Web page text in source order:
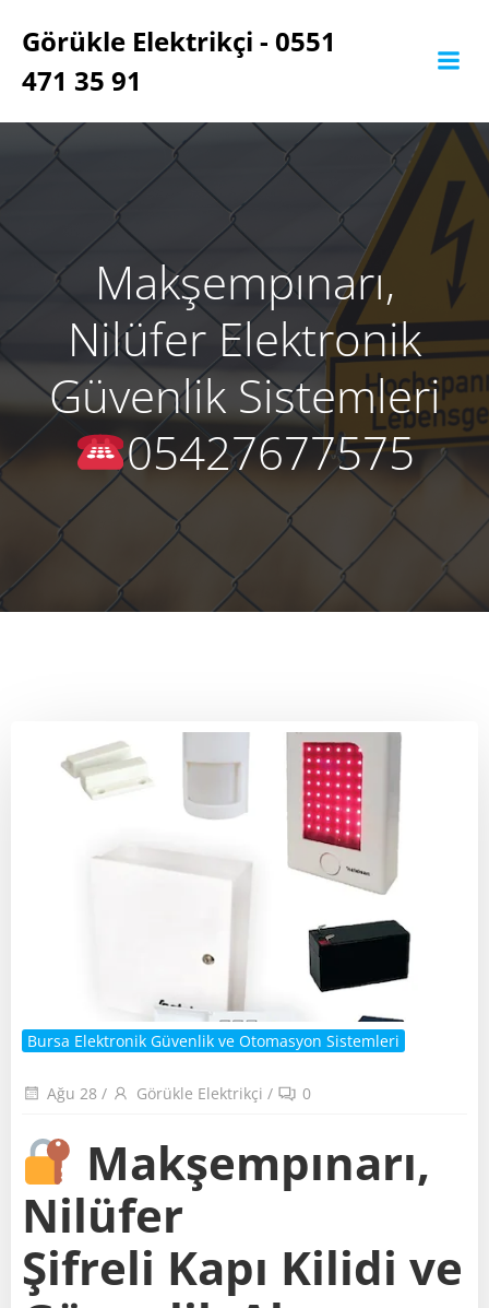
geç
Görükle Elektrikçi - 0551
471 35 91
Makşempınarı,
Nilüfer Elektronik
Güvenlik Sistemleri
05427677575
Bursa Elektronik Güvenlik ve Otomasyon Sistemleri
Ağu 28 / Görükle Elektrikçi / 0
Makşempınarı,
Nilüfer
Şifreli Kapı Kilidi ve